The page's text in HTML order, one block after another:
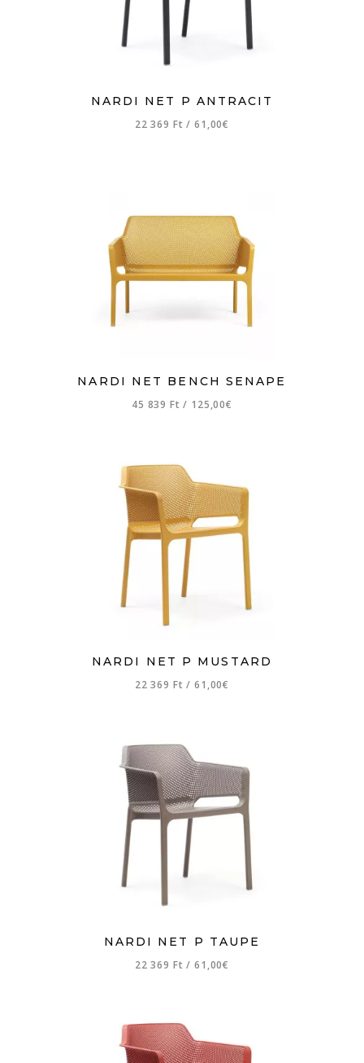
NARDI NET P ANTRACIT
22 369 Ft/ 61,00€
NARDI NET BENCH SENAPE
45 839 Ft/ 125,00€
NARDI NET P MUSTARD
22 369 Ft/ 61,00€
NARDI NET P TAUPE
22 369 Ft/ 61,00€